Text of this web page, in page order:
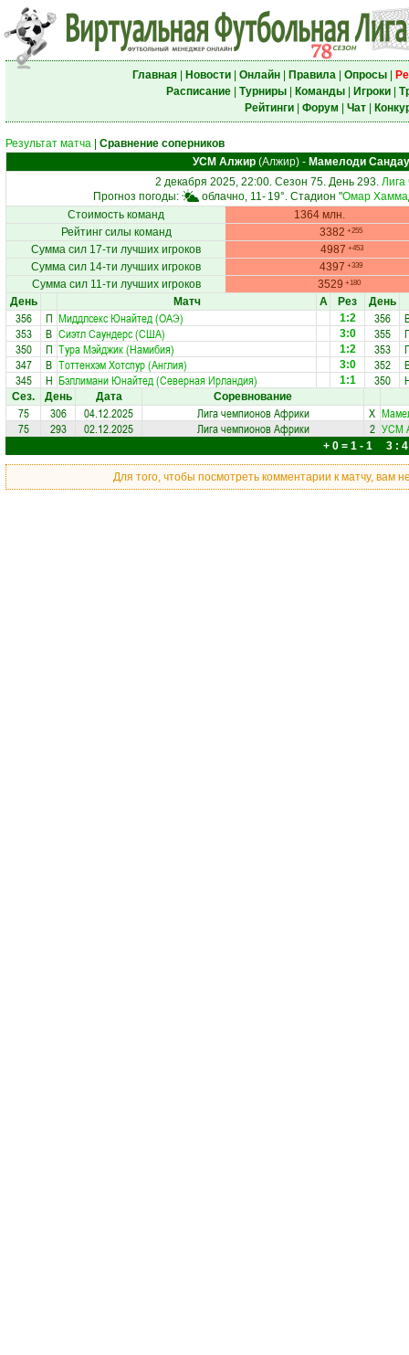
Главная| Новости| Онлайн| Правила| Опросы|
Расписание| Турниры| Команды| Игроки|
Рейтинги| Форум Чат|
Результат матча
Сравнение соперников
УСМ Алжир (Алжир) - Мамелоди
2 декабря 2025, 22:00. Сезон 75. День 293.
Прогноз погоды:
облачно, 11- 19°. Стадион "Омар
Стоимость команд
1364 млн.
Рейтинг силы команд
3382 +255
Сумма сил 17-ти лучших игроков 4987 +453
Сумма сил 14-ти лучших игроков 4397 +339
Сумма сил 11-ти лучших игроков 3529 +180
День Матч А Рез
356 П Миддлсекс Юнайтед (ОАЭ) 1:2
353 В Сиэтл Саундерс (США) 3:0
350 П Тура Мэйджик (Намибия) 1:2
347 В Тоттенхэм Хотспур (Англия) 3:0
345 Н Бэллимани Юнайтед (Северная Ирландия) 1:1
День
356
355
353
352
350
Сез. День Дата Соревнование
75 306 04.12.2025 Лига чемпионов Африки X
75
293 02.12.2025 Лига чемпионов Африки 2 УСМ
+ 0 = 1 - 1 3 : 4
Для того, чтобы посмотреть комментарии к матчу, вам